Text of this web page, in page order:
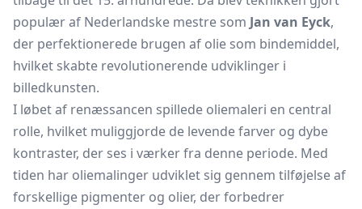
populær af Nederlandske mestre som Jan van Eyck,
der perfektionerede brugen af olie som bindemiddel,
hvilket skabte revolutionerende udviklinger i
billedkunsten.
I løbet af renæssancen spillede oliemaleri en central
rolle, hvilket muliggjorde de levende farver og dybe
kontraster, der ses i værker fra denne periode. Med
tiden har oliemalinger udviklet sig gennem tilføjelse af
forskellige pigmenter og olier, der forbedrer